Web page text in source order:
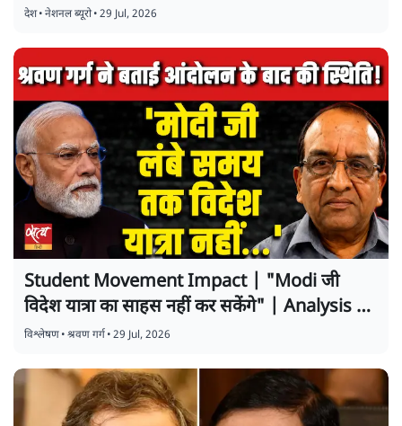
देश•नेशनल ब्यूरो•29 Jul, 2026
Student Movement Impact | "Modi जी
विदेश यात्रा का साहस नहीं कर सकेंगे" | Analysis by
Shravan Garg
विश्लेषण•श्रवण गर्ग•29 Jul, 2026